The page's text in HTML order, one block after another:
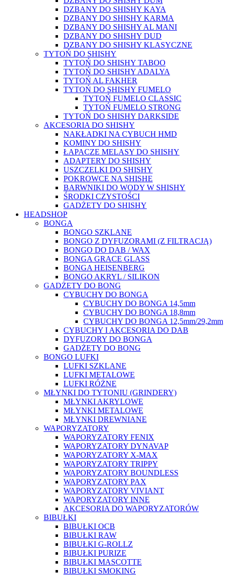
DZBANY DO SHISHY KAYA
DZBANY DO SHISHY KARMA
DZBANY DO SHISHY AL MANI
DZBANY DO SHISHY DUD
DZBANY DO SHISHY KLASYCZNE
TYTOŃ DO SHISHY
TYTOŃ DO SHISHY TABOO
TYTOŃ DO SHISHY ADALYA
TYTOŃ AL FAKHER
TYTOŃ DO SHISHY FUMELO
TYTOŃ FUMELO CLASSIC
TYTOŃ FUMELO STRONG
TYTOŃ DO SHISHY DARKSIDE
AKCESORIA DO SHISHY
NAKŁADKI NA CYBUCH HMD
KOMINY DO SHISHY
ŁAPACZE MELASY DO SHISHY
ADAPTERY DO SHISHY
USZCZELKI DO SHISHY
POKROWCE NA SHISHE
BARWNIKI DO WODY W SHISHY
ŚRODKI CZYSTOŚCI
GADŻETY DO SHISHY
HEADSHOP
BONGA
BONGO SZKLANE
BONGO Z DYFUZORAMI (Z FILTRACJĄ)
BONGO DO DAB / WAX
BONGA GRACE GLASS
BONGA HEISENBERG
BONGO AKRYL / SILIKON
GADŻETY DO BONG
CYBUCHY DO BONGA
CYBUCHY DO BONGA 14,5mm
CYBUCHY DO BONGA 18,8mm
CYBUCHY DO BONGA 12,5mm/29,2mm
CYBUCHY I AKCESORIA DO DAB
DYFUZORY DO BONGA
GADŻETY DO BONG
BONGO LUFKI
LUFKI SZKLANE
LUFKI METALOWE
LUFKI RÓŻNE
MŁYNKI DO TYTONIU (GRINDERY)
MŁYNKI AKRYLOWE
MŁYNKI METALOWE
MŁYNKI DREWNIANE
WAPORYZATORY
WAPORYZATORY FENIX
WAPORYZATORY DYNAVAP
WAPORYZATORY X-MAX
WAPORYZATORY TRIPPY
WAPORYZATORY BOUNDLESS
WAPORYZATORY PAX
WAPORYZATORY VIVIANT
WAPORYZATORY INNE
AKCESORIA DO WAPORYZATORÓW
BIBUŁKI
BIBUŁKI OCB
BIBUŁKI RAW
BIBUŁKI G-ROLLZ
BIBUŁKI PURIZE
BIBUŁKI MASCOTTE
BIBUŁKI SMOKING